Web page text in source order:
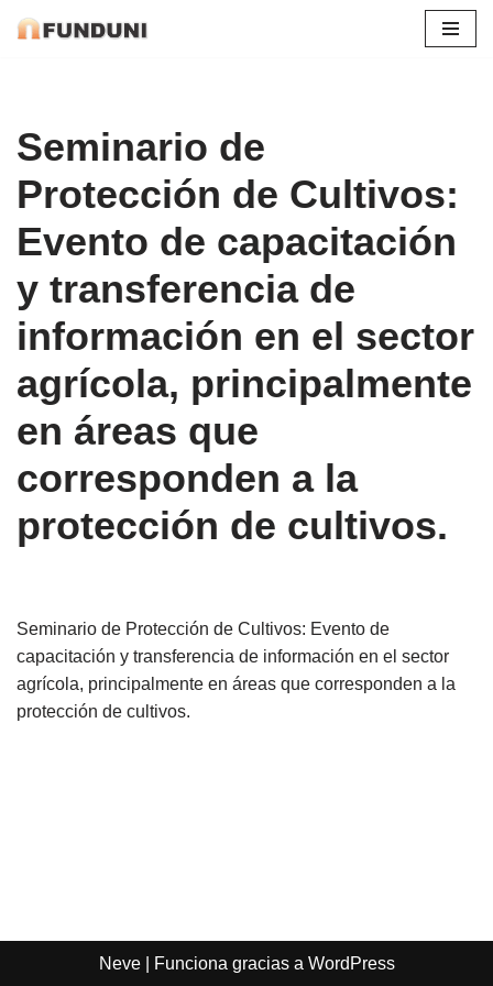
Seminario de
Protección de Cultivos:
Evento de capacitación
y transferencia de
información en el sector
agrícola, principalmente
en áreas que
corresponden a la
protección de cultivos.
Seminario de Protección de Cultivos: Evento de
capacitación y transferencia de información en el sector
agrícola, principalmente en áreas que corresponden a la
protección de cultivos.
Neve| Funciona gracias a WordPress